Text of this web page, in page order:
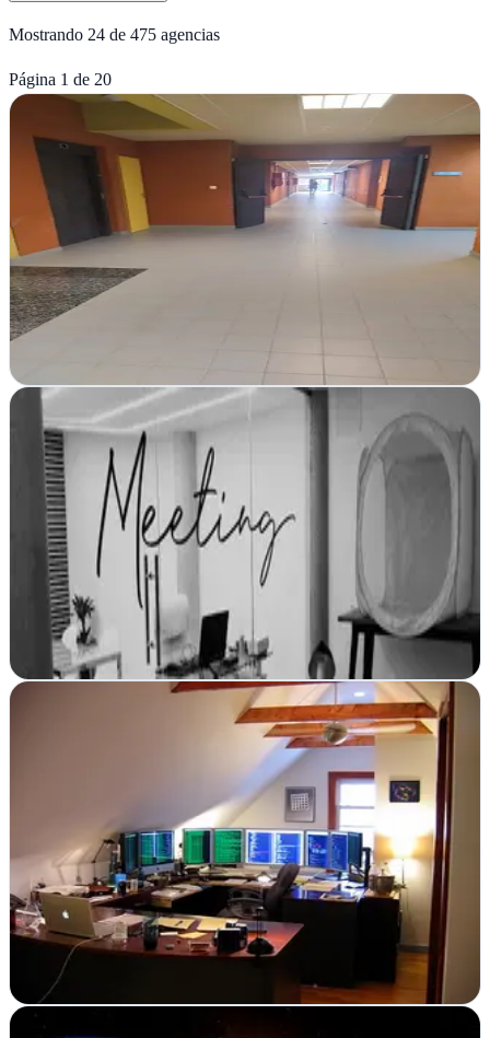
Mostrando 24 de 475 agencias
Página 1 de 20
Adsplorer
Verificada
Bilbao, Vizcaya
Adsplorer en Bilbao transforma tu presencia online con estrategia
digital integral: posicionamiento, diseño web y campañas que
generan resultados medibles…
Ver ficha
Agencia Hawkins
Verificada
Algeciras, Cádiz
Hawkins transforma empresas algecirenses con estrategias de
marketing y publicidad que generan resultados reales. En Algeciras,
crecen contigo
Ver fichacompleta
Convertiam Agencia de Marketing Digital -
Santa Coloma de Gramenet, Barcelona
Convertiam impulsa tu tienda online y presencia digital con
estrategias de comercio electrónico y publicidad integral en
Barcelona
Ver ficha